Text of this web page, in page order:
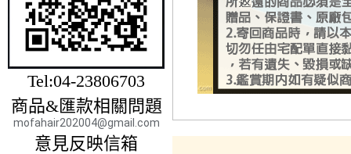
Tel:04-23806703
商品&匯款相關問題
mofahair202004@gmail.com
意見反映信箱